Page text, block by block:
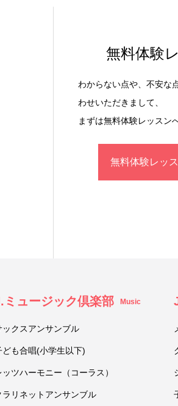
無料体験
わからない点や、不安な
わせいただきまして、
まずは無料体験レッスン
無料体験レッ
ミュージック倶楽部 Music
ックスアンサンブル
ども合唱(小学生以下)
ッツハーモニー（コーラス）
ラリネットアンサンブル